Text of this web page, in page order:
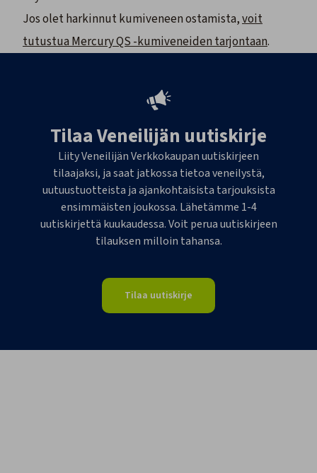
Jos olet harkinnut kumiveneen ostamista,voit
tutustua Mercury QS -kumiveneiden tarjontaan.
Tilaa Veneilijän uutiskirje
Liity Veneilijän Verkkokaupan uutiskirjeen
tilaajaksi, ja saat jatkossa tietoa veneilystä,
uutuustuotteista ja ajankohtaisista tarjouksista
ensimmäisten joukossa. Lähetämme 1-4
uutiskirjettä kuukaudessa. Voit perua uutiskirjeen
tilauksen milloin tahansa.
Tilaa uutiskirje